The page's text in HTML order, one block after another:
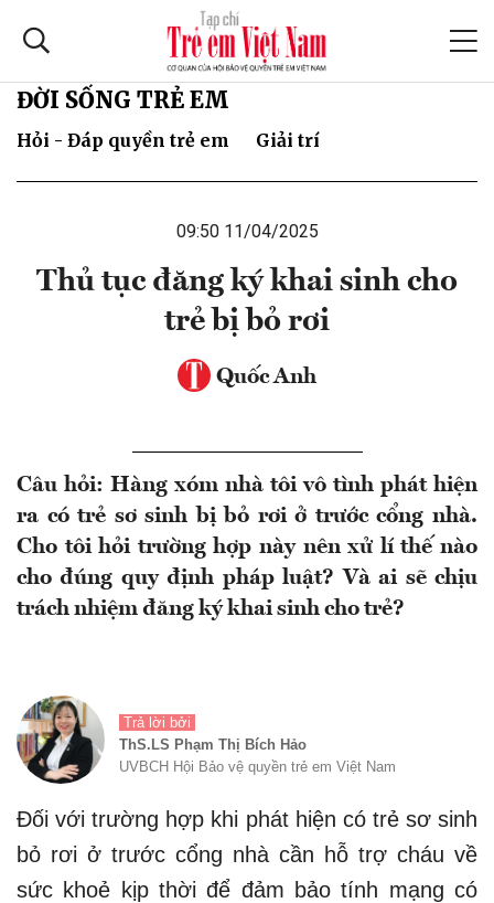
ĐỜI SỐNG TRẺ EM
Hỏi - Đáp quyền trẻ em Giải trí
09:50 11/04/2025
Thủ tục đăng ký khai sinh cho
trẻ bị bỏ rơi
Quốc Anh
Câu hỏi: Hàng xóm nhà tôi vô tình phát hiện
ra có trẻ sơ sinh bị bỏ rơi ở trước cổng nhà.
Cho tôi hỏi trường hợp này nên xử lí thế nào
cho đúng quy định pháp luật? Và ai sẽ chịu
trách nhiệm đăng ký khai sinh cho trẻ?
Trả lời bởi
ThS.LS Phạm Thị Bích Hảo
UVBCH Hội Bảo vệ quyền trẻ em Việt Nam
Đối với trường hợp khi phát hiện có trẻ sơ sinh
bỏ rơi ở trước cổng nhà cần hỗ trợ cháu về
sức khoẻ kịp thời để đảm bảo tính mạng có